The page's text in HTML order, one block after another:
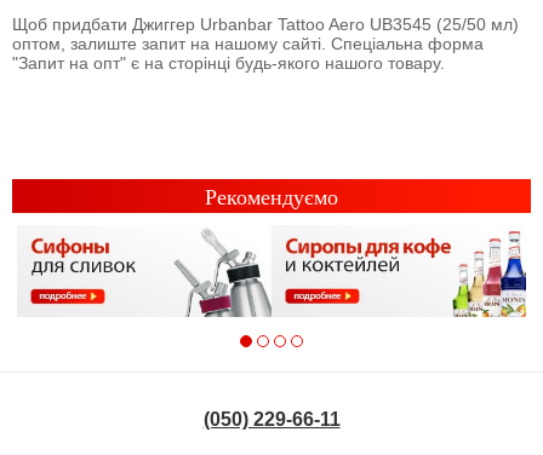
Щоб придбати Джиггер Urbanbar Tattoo Aero UB3545 (25/50 мл)
оптом, залиште запит на нашому сайті. Спеціальна форма
"Запит на опт" є на сторінці будь-якого нашого товару.
Рекомендуємо
(050) 229-66-11